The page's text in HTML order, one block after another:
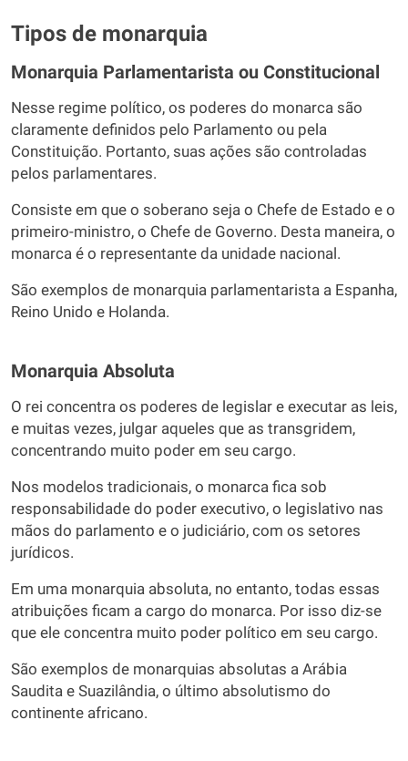
Tipos de monarquia
Monarquia Parlamentarista ou Constitucional
Nesse regime político, os poderes do monarca são
claramente definidos pelo Parlamento ou pela
Constituição. Portanto, suas ações são controladas
pelos parlamentares.
Consiste em que o soberano seja o Chefe de Estado e o
primeiro-ministro, o Chefe de Governo. Desta maneira, o
monarca é o representante da unidade nacional.
São exemplos de monarquia parlamentarista a Espanha,
Reino Unido e Holanda.
Monarquia Absoluta
O rei concentra os poderes de legislar e executar as leis,
e muitas vezes, julgar aqueles que as transgridem,
concentrando muito poder em seu cargo.
Nos modelos tradicionais, o monarca fica sob
responsabilidade do poder executivo, o legislativo nas
mãos do parlamento e o judiciário, com os setores
jurídicos.
Em uma monarquia absoluta, no entanto, todas essas
atribuições ficam a cargo do monarca. Por isso diz-se
que ele concentra muito poder político em seu cargo.
São exemplos de monarquias absolutas a Arábia
Saudita e Suazilândia, o último absolutismo do
continente africano.